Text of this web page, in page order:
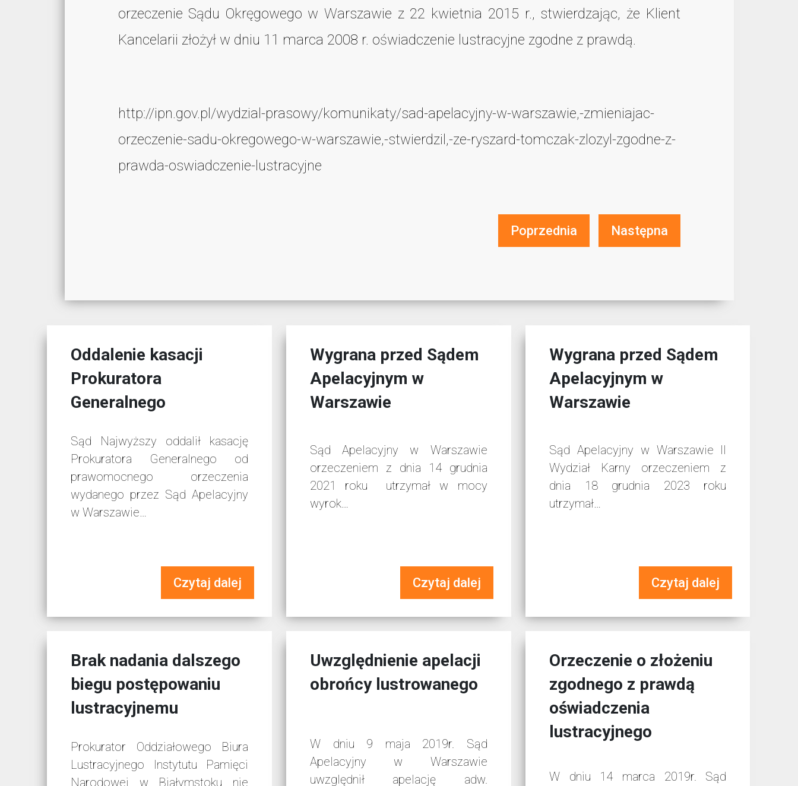
orzeczenie Sądu Okręgowego w Warszawie z 22 kwietnia 2015 r., stwierdzając, że Klient
Kancelarii złożył w dniu 11 marca 2008 r. oświadczenie lustracyjne zgodne z prawdą.
http://ipn.gov.pl/wydzial-prasowy/komunikaty/sad-apelacyjny-w-warszawie,-zmieniajac-
orzeczenie-sadu-okregowego-w-warszawie,-stwierdzil,-ze-ryszard-tomczak-zlozyl-zgodne-z-
prawda-oswiadczenie-lustracyjne
Poprzednia Następna
Oddalenie kasacji
Prokuratora
Generalnego
Sąd Najwyższy oddalił kasację
Prokuratora Generalnego od
prawomocnego orzeczenia
wydanego przez Sąd Apelacyjny
w Warszawie…
Czytaj dalej
Wygrana przed Sądem
Apelacyjnym w
Warszawie
Sąd Apelacyjny w Warszawie
orzeczeniem z dnia 14 grudnia
2021 roku utrzymał w mocy
wyrok…
Czytaj dalej
Wygrana przed Sądem
Apelacyjnym w
Warszawie
Sąd Apelacyjny w Warszawie II
Wydział Karny orzeczeniem z
dnia 18 grudnia 2023 roku
utrzymał…
Czytaj dalej
Brak nadania dalszego
biegu postępowaniu
lustracyjnemu
Prokurator Oddziałowego Biura
Lustracyjnego Instytutu Pamięci
Narodowej w Białymstoku nie
Uwzględnienie apelacji
obrońcy lustrowanego
W dniu 9 maja 2019r. Sąd
Apelacyjny w Warszawie
uwzględnił apelację adw.
Orzeczenie o złożeniu
zgodnego z prawdą
oświadczenia
lustracyjnego
W dniu 14 marca 2019r. Sąd